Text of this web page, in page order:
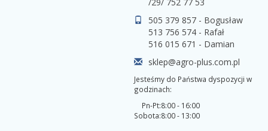
505 379 857 - Bogusław
513 756 574 - Rafał
516 015 671 - Damian
sklep@agro-plus.com.pl
Jesteśmy do Państwa dyspozycji w
godzinach:
Pn-Pt:
Sobota:
8:00 - 16:00
8:00 - 13:00